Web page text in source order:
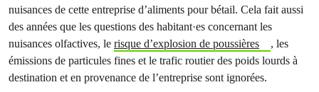
nuisances de cette entreprise d’aliments pour bétail. Cela fait aussi
des années que les questions des habitant·es concernant les
nuisances olfactives, le risque d’explosion de poussières
, les
émissions de particules fines et le trafic routier des poids lourds à
destination et en provenance de l’entreprise sont ignorées.